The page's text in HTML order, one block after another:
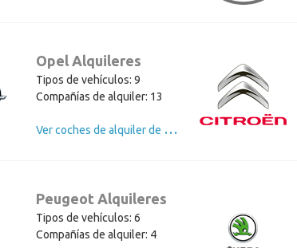
Opel Alquileres
Tipos de vehículos: 9
Compañías de alquiler: 13
V
er coches de alquiler de Opel
Peugeot Alquileres
Tipos de vehículos: 6
Compañías de alquiler: 4